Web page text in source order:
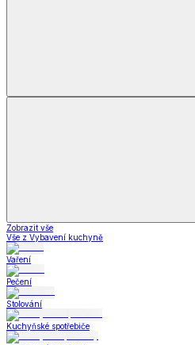
Zobrazit vše
Vše z Vybavení kuchyně
Vaření
Pečení
Stolování
Kuchyňské spotřebiče